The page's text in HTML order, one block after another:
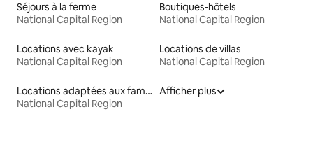
Séjours à la ferme
National Capital Region
Boutiques-hôtels
National Capital Region
Locations avec kayak
National Capital Region
Locations de villas
National Capital Region
Locations adaptées aux familles
National Capital Region
Afficher plus